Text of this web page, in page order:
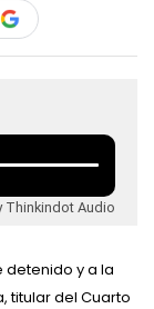
Thinkindot Audio
detenido y a la
titular del Cuarto